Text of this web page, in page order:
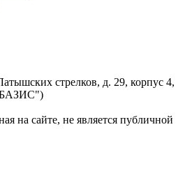
стрелков, д. 29, корпус 4,
на сайте, не является публичной